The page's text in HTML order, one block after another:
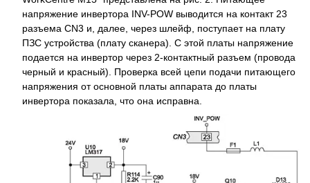
напряжение инвертора INV-POW выводится на контакт 23
разъема CN3 и, далее, через шлейф, поступает на плату
ПЗС устройства (плату сканера). С этой платы напряжение
подается на инвертор через 2-контактный разъем (провода
черный и красный). Проверка всей цепи подачи питающего
напряжения от основной платы аппарата до платы
инвертора показала, что она исправна.